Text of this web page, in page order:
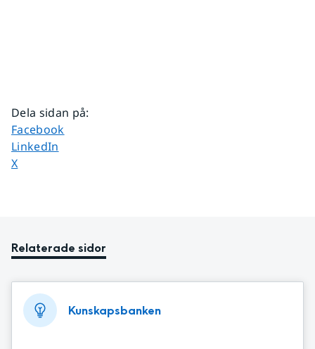
Dela sidan på:
Dela sidan på
Facebook
Dela sidan på
LinkedIn
Dela sidan på
X
Relaterade sidor
Kunskapsbanken